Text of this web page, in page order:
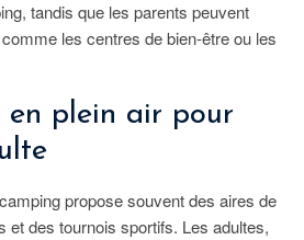
tandis que les parents peuvent
les centres de bien-être ou les
en plein air pour
propose souvent des aires de
et des tournois sportifs. Les adultes,